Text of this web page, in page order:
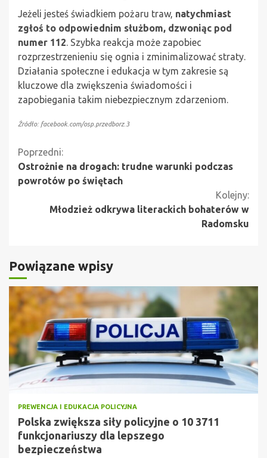
Jeżeli jesteś świadkiem pożaru traw, natychmiast
zgłoś to odpowiednim służbom, dzwoniąc pod
numer 112. Szybka reakcja może zapobiec
rozprzestrzenieniu się ognia i zminimalizować straty.
Działania społeczne i edukacja w tym zakresie są
kluczowe dla zwiększenia świadomości i
zapobiegania takim niebezpiecznym zdarzeniom.
Źródło: facebook.com/osp.przedborz.3
Kontynuuj
czytanie
Poprzedni:
Ostrożnie na drogach: trudne warunki podczas
powrotów po świętach
Kolejny:
Młodzież odkrywa literackich bohaterów w
Radomsku
Powiązane wpisy
PREWENCJA I EDUKACJA POLICYJNA
Polska zwiększa siły policyjne o 10 3711
funkcjonariuszy dla lepszego
bezpieczeństwa